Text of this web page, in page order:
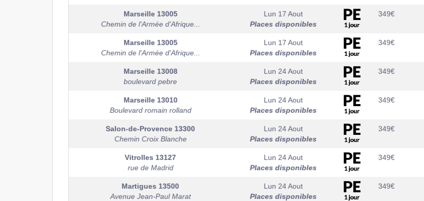
Marseille 13005
Chemin de l'Armée d'Afrique...
Lun 17 Aout
Places disponibles
349€
Marseille 13005
Chemin de l'Armée d'Afrique...
Lun 17 Aout
Places disponibles
349€
Marseille 13008
boulevard pebre
Lun 24 Aout
Places disponibles
349€
Marseille 13010
Boulevard romain rolland
Lun 24 Aout
Places disponibles
349€
Salon-de-Provence 13300
Chemin Croix Blanche
Lun 24 Aout
Places disponibles
349€
Vitrolles 13127
rue de Madrid
Lun 24 Aout
Places disponibles
349€
Martigues 13500
Avenue Jean-Paul Marat
Lun 24 Aout
Places disponibles
349€